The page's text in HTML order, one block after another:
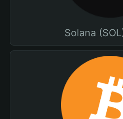
Solana